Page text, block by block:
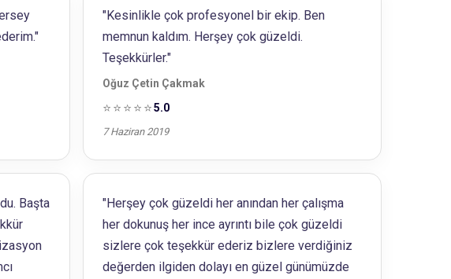
"Kesinlikle çok profesyonel bir ekip. Ben
memnun kaldım. Herşey çok güzeldi.
Teşekkürler."
Oğuz Çetin Çakmak
⭐⭐⭐⭐⭐5.0
7 Haziran 2019
Başta
"Herşey çok güzeldi her anından her çalışma
her dokunuş her ince ayrıntı bile çok güzeldi
sizlere çok teşekkür ederiz bizlere verdiğiniz
değerden ilgiden dolayı en güzel günümüzde